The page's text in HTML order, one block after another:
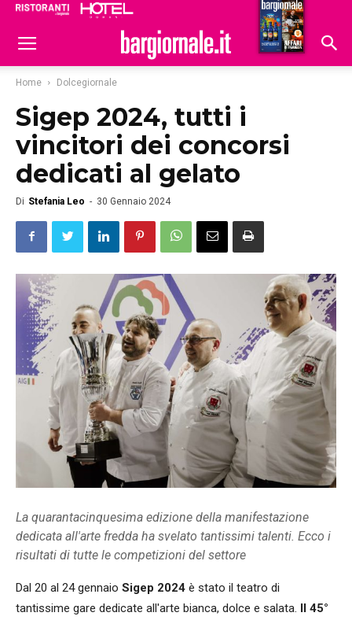
Hoteldomani
Home Dolcegiornale
Sigep 2024, tutti i
vincitori dei concorsi
dedicati al gelato
Di Stefania Leo - 30 Gennaio 2024
La quarantacinquesima edizione della manifestazione
dedicata all'arte fredda ha svelato tantissimi talenti. Ecco i
risultati di tutte le competizioni del settore
Dal 20 al 24 gennaio Sigep 2024 è stato il teatro di
tantissime gare dedicate all'arte bianca, dolce e salata. Il 45°